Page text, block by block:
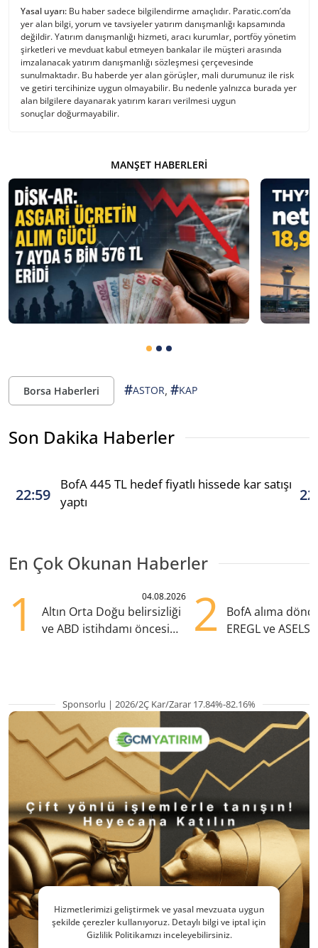
Yasal uyarı: Bu haber sadece bilgilendirme amaçlıdır. Paratic.com’da
yer alan bilgi, yorum ve tavsiyeler yatırım danışmanlığı kapsamında
değildir. Yatırım danışmanlığı hizmeti, aracı kurumlar, portföy yönetim
şirketleri ve mevduat kabul etmeyen bankalar ile müşteri arasında
imzalanacak yatırım danışmanlığı sözleşmesi çerçevesinde
sunulmaktadır. Bu haberde yer alan görüşler, mali durumunuz ile risk
ve getiri tercihinize uygun olmayabilir. Bu nedenle yalnızca burada yer
alan bilgilere dayanarak yatırım kararı verilmesi uygun
sonuçlar doğurmayabilir.
MANŞET HABERLERI
Borsa Haberleri #ASTOR, #KAP
Son Dakika Haberler
22:59
BofA 445 TL hedef fiyatlı hissede kar satışı
yaptı
En Çok Okunan Haberler
1 04.08.2026
Altın Orta Doğu belirsizliği
ve ABD istihdamı öncesi
2
BofA alıma
EREGL ve ASELS
Sponsorlu | 2026/2Ç Kar/Zarar 17.84%-82.16%
Hizmetlerimizi geliştirmek ve yasal mevzuata uygun
şekilde çerezler kullanıyoruz. Detaylı bilgi ve iptal için
Gizlilik Politikamızı inceleyebilirsiniz.